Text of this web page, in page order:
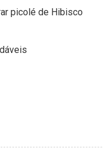
picolé de Hibisco